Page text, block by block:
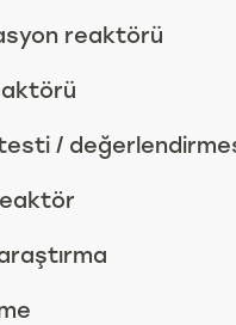
reaktörü
/